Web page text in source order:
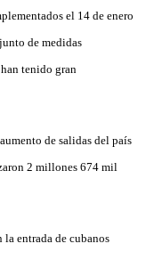
el 14 de enero
de medidas
tenido gran
de salidas del país
2 millones 674 mil
la entrada de cubanos